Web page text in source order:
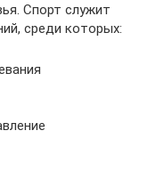
Спорт служит
среди которых: